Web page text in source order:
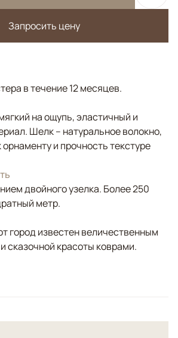
Запросить цену
в течение 12 месяцев.
на ощупь, эластичный и
Шелк – натуральное волокно,
и прочность текстуре
двойного узелка. Более 250
метр.
город известен величественным
сказочной красоты коврами.